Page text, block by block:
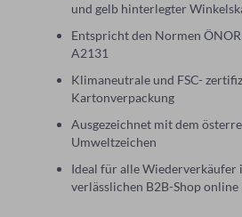
und gelb hinterlegter
Entspricht den Normen
A2131
Klimaneutrale und FSC-
Kartonverpackung
Ausgezeichnet mit dem
Umweltzeichen
Ideal für alle Wiederverkäufer
verlässlichen B2B-Shop online